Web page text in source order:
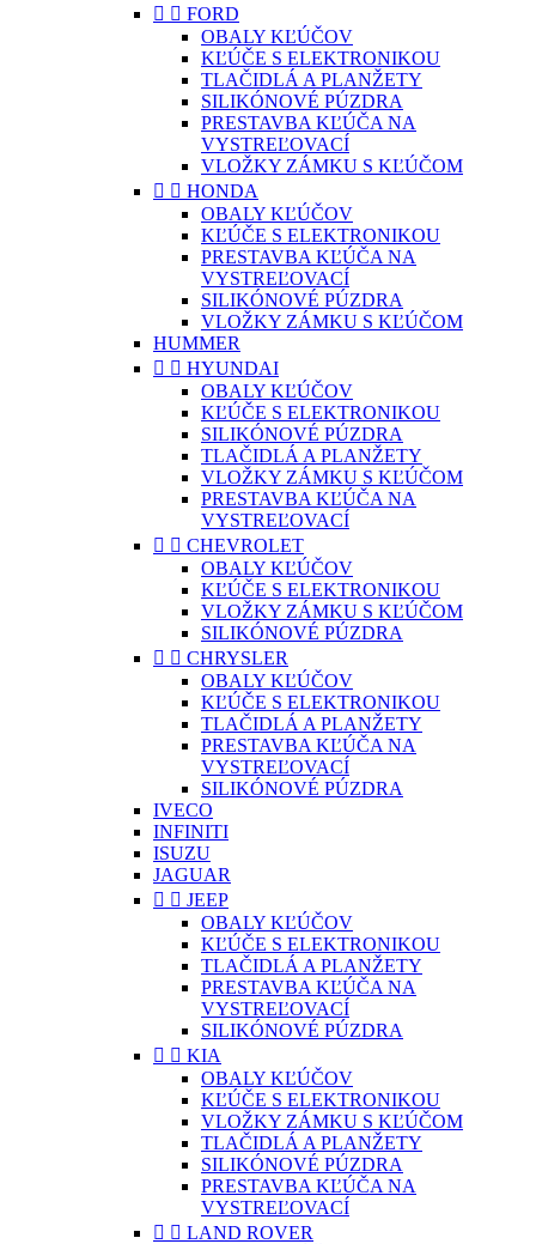
  FORD
OBALY KĽÚČOV
KĽÚČE S ELEKTRONIKOU
TLAČIDLÁ A PLANŽETY
SILIKÓNOVÉ PÚZDRA
PRESTAVBA KĽÚČA NA
VYSTREĽOVACÍ
VLOŽKY ZÁMKU S KĽÚČOM
  HONDA
OBALY KĽÚČOV
KĽÚČE S ELEKTRONIKOU
PRESTAVBA KĽÚČA NA
VYSTREĽOVACÍ
SILIKÓNOVÉ PÚZDRA
VLOŽKY ZÁMKU S KĽÚČOM
HUMMER
  HYUNDAI
OBALY KĽÚČOV
KĽÚČE S ELEKTRONIKOU
SILIKÓNOVÉ PÚZDRA
TLAČIDLÁ A PLANŽETY
VLOŽKY ZÁMKU S KĽÚČOM
PRESTAVBA KĽÚČA NA
VYSTREĽOVACÍ
  CHEVROLET
OBALY KĽÚČOV
KĽÚČE S ELEKTRONIKOU
VLOŽKY ZÁMKU S KĽÚČOM
SILIKÓNOVÉ PÚZDRA
  CHRYSLER
OBALY KĽÚČOV
KĽÚČE S ELEKTRONIKOU
TLAČIDLÁ A PLANŽETY
PRESTAVBA KĽÚČA NA
VYSTREĽOVACÍ
SILIKÓNOVÉ PÚZDRA
IVECO
INFINITI
ISUZU
JAGUAR
  JEEP
OBALY KĽÚČOV
KĽÚČE S ELEKTRONIKOU
TLAČIDLÁ A PLANŽETY
PRESTAVBA KĽÚČA NA
VYSTREĽOVACÍ
SILIKÓNOVÉ PÚZDRA
  KIA
OBALY KĽÚČOV
KĽÚČE S ELEKTRONIKOU
VLOŽKY ZÁMKU S KĽÚČOM
TLAČIDLÁ A PLANŽETY
SILIKÓNOVÉ PÚZDRA
PRESTAVBA KĽÚČA NA
VYSTREĽOVACÍ
  LAND ROVER